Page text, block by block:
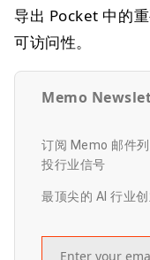
导出 Pocket 中的
可访问性。
Memo
订阅 Memo 邮件
投行业信号
最顶尖的 AI 行业